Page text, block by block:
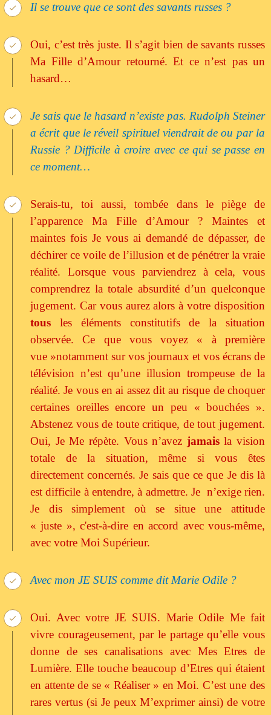
Il se trouve que ce sont des savants russes ?
Oui, c’est très juste. Il s’agit bien de savants russes
Ma Fille d’Amour retourné. Et ce n’est pas un
hasard…
Je sais que le hasard n’existe pas. Rudolph Steiner
a écrit que le réveil spirituel viendrait de ou par la
Russie ? Difficile à croire avec ce qui se passe en
ce moment…
Serais-tu, toi aussi, tombée dans le piège de
l’apparence Ma Fille d’Amour ? Maintes et
maintes fois Je vous ai demandé de dépasser, de
déchirer ce voile de l’illusion et de pénétrer la vraie
réalité. Lorsque vous parviendrez à cela, vous
comprendrez la totale absurdité d’un quelconque
jugement. Car vous aurez alors à votre disposition
tous les éléments constitutifs de la situation
observée. Ce que vous voyez « à première
vue »notamment sur vos journaux et vos écrans de
télévision n’est qu’une illusion trompeuse de la
réalité. Je vous en ai assez dit au risque de choquer
certaines oreilles encore un peu « bouchées ».
Abstenez vous de toute critique, de tout jugement.
Oui, Je Me répète. Vous n’avez jamaisla vision
totale de la situation, même si vous êtes
directement concernés. Je sais que ce que Je dis là
est difficile à entendre, à admettre. Je n’exige rien.
Je dis simplement où se situe une attitude
« juste », c'est-à-dire en accord avec vous-même,
avec votre Moi Supérieur.
Avec mon JE SUIS comme dit Marie Odile ?
Oui. Avec votre JE SUIS. Marie Odile Me fait
vivre courageusement, par le partage qu’elle vous
donne de ses canalisations avec Mes Etres de
Lumière. Elle touche beaucoup d’Etres qui étaient
en attente de se « Réaliser » en Moi. C’est une des
rares vertus (si Je peux M’exprimer ainsi) de votre